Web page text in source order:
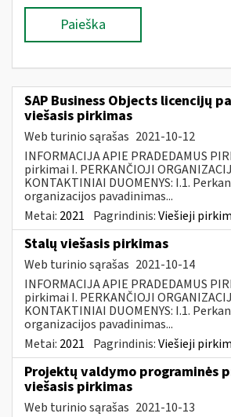
Paieška
SAP Business Objects licencijų
viešasis pirkimas
Web turinio sąrašas 2021-10-12
INFORMACIJA APIE PRADEDAMUS
pirkimai I. PERKANČIOJI
KONTAKTINIAI DUOMENYS: I.1.
organizacijos pavadinimas...
Metai: 2021 Pagrindinis:Viešieji
Stalų viešasis pirkimas
Web turinio sąrašas 2021-10-14
INFORMACIJA APIE PRADEDAMUS
pirkimai I. PERKANČIOJI
KONTAKTINIAI DUOMENYS: I.1.
organizacijos pavadinimas...
Metai: 2021 Pagrindinis:Viešieji
Projektų valdymo programinės
viešasis pirkimas
Web turinio sąrašas 2021-10-13